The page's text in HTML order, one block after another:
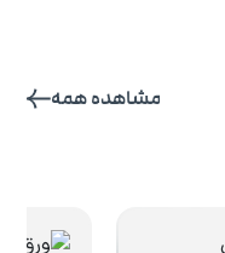
مشاهده همه